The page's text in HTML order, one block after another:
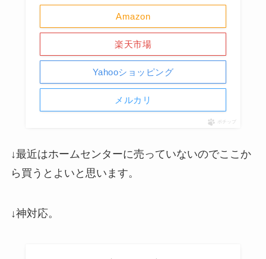
Amazon
楽天市場
Yahooショッピング
メルカリ
ポチップ
↓最近はホームセンターに売っていないのでここか
ら買うとよいと思います。
↓神対応。